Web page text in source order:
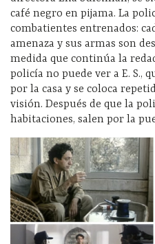
café negro en pijama. La
combatientes entrenados:
amenaza y sus armas son
medida que continúa la
policía no puede ver a E. S.,
por la casa y se coloca
visión. Después de que la
habitaciones, salen por la